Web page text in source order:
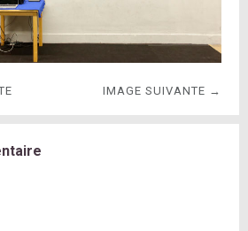
IMAGE SUIVANTE →